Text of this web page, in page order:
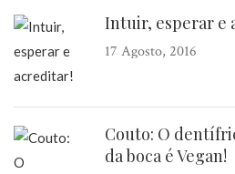
Intuir, esperar e
17 Agosto, 2016
Couto: O
da boca é Vegan!